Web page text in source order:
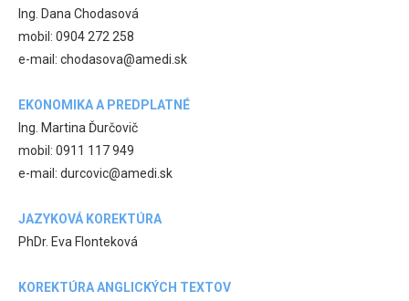
Ing. Dana Chodasová
mobil: 0904 272 258
e-mail: chodasova@amedi.sk
EKONOMIKA A PREDPLATNÉ
Ing. Martina Ďurčovič
mobil: 0911 117 949
e-mail: durcovic@amedi.sk
JAZYKOVÁ KOREKTÚRA
PhDr. Eva Flonteková
KOREKTÚRA ANGLICKÝCH TEXTOV